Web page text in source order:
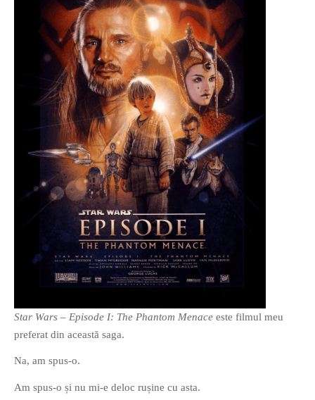
O poveste in care sexul se
confunda cu dragostea,
cinismul cu idealismul si
poezia cu umorul.
DESCARCĂ!
If you like movies, words and
Star Wars – Episode I: The Phantom Menace este filmul meu
preferat din această saga.
Na, am spus-o.
Am spus-o și nu mi-e deloc rușine cu asta.